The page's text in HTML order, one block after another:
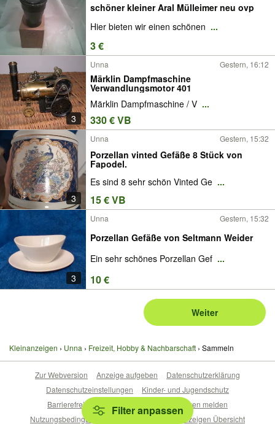
schöner kleiner Aral Mülleimer neu ovp
Hier bieten wir einen schönen ...
3 €
3
Unna Gestern, 16:12
Märklin Dampfmaschine
Verwandlungsmotor 401
Märklin Dampfmaschine / V ...
330 € VB
3
Unna Gestern, 15:32
Porzellan vinted Gefäße 8 Stück von
Fapodel.
Es sind 8 sehr schön Vinted Ge ...
15 € VB
3
Unna Gestern, 15:32
Porzellan Gefäße von Seltmann Weider
Ein sehr schönes Porzellan Gef ...
10 €
Weiter
Kleinanzeigen Unna Freizeit, Hobby & Nachbarschaft Sammeln
Filter anpassen
Zur Webversion Anzeige aufgeben
Datenschutzerklärung
Datenschutzeinstellungen
Kinder- und Jugendschutz
Barrierefreiheitserklärung
Sicherheitslücken melden
Nutzungsbedingungen
Beliebte Suchen Anzeigen Übersicht